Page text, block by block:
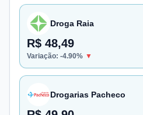
Droga Raia
R$ 48,49
Variação: -4.90% ▼
Drogarias Pacheco